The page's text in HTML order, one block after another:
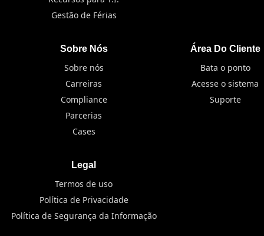
Gestão de Férias
Sobre Nós
Sobre nós
Carreiras
Compliance
Parcerias
Cases
Área Do Cliente
Bata o ponto
Acesse o sistema
Suporte
Legal
Termos de uso
Política de Privacidade
Política de Segurança da Informação